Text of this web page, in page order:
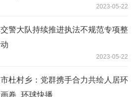
2023-05-22
警大队持续推进执法不规范专项整
2023-05-22
杜村乡：党群携手合力共绘人居环
卷_环球快播